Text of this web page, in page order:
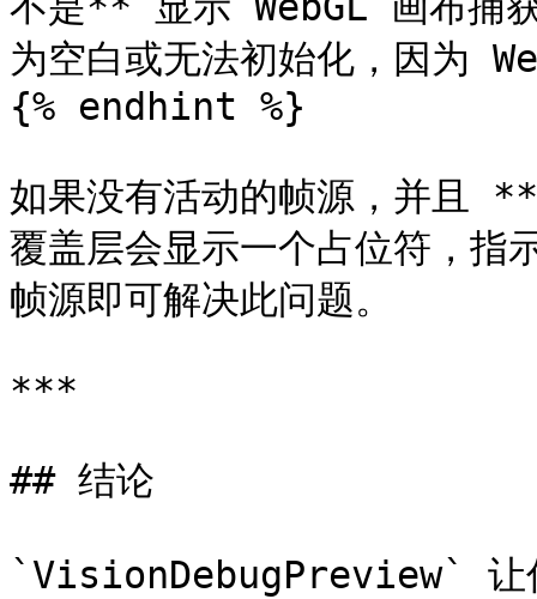
为空白或无法初始化，因为
{% endhint %}
如果没有活动的帧源，并
覆盖层会显示一个占位符，指
帧源即可解决此问题。
***
## 结论
`VisionDebugPreview` 让